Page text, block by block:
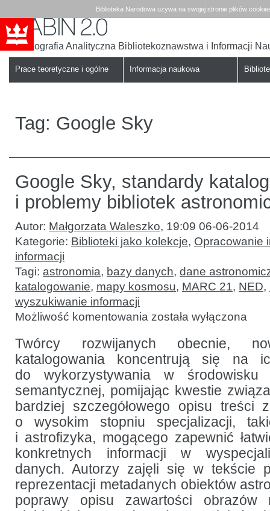
Biblioteka Narodowa używa na swojej stronie plików
Babin
Bibliografia Analityczna Bibliotekoznawstwa i Informacji
Prace teoretyczne i ogólne Informacja naukowa
Tag: Google Sky
Google Sky, standardy
i problemy bibliotek
Autor: Małgorzata Waleszko, 19:09 06-06-2014
Kategorie: Biblioteki jako kolekcje, Opracowanie
informacji
Tagi: astronomia, bazy danych, dane
katalogowanie, mapy kosmosu, MARC 21, NED,
wyszukiwanie informacji
Możliwość komentowania Google
Sky,
katalogowania
i problemy
bibliotek
astronomicznych
została wyłączona
Twórcy rozwijanych obecnie,
katalogowania koncentrują się na
do wykorzystywania w
semantycznej, pomijając kwestie
bardziej szczegółowego opisu treści
o wysokim stopniu specjalizacji,
i astrofizyka, mogącego zapewnić
konkretnych informacji w
danych. Autorzy zajęli się w tekście
reprezentacji metadanych obiektów
poprawy opisu zawartości